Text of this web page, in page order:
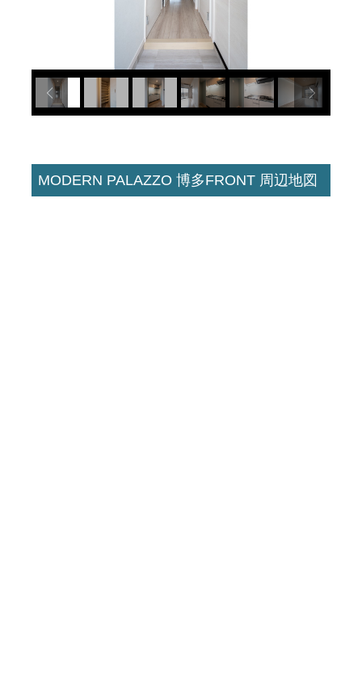
MODERN PALAZZO 博多FRONT 周辺地図